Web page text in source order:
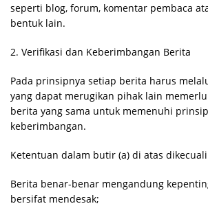
seperti blog, forum, komentar pembaca
bentuk lain.
2. Verifikasi dan Keberimbangan Berita
Pada prinsipnya setiap berita harus
yang dapat merugikan pihak lain
berita yang sama untuk memenuhi
keberimbangan.
Ketentuan dalam butir (a) di atas
Berita benar-benar mengandung
bersifat mendesak;